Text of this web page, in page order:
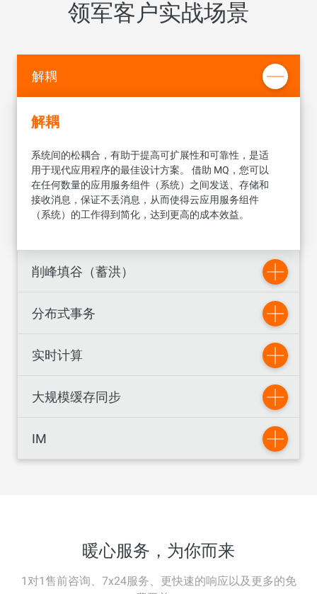
将消息发送到 MQ 服务端，在消息发送时间（当前时间）之
15:00:00 进行消息投递。
将消息发送到 MQ 服务端，在消息发送时间（当前时间）之
后的指定延迟时间点进行投递，比如指定消息发送时间的30
务器上的消息。
费方之间流动的全过程数据，并将这些数据汇聚分析，构成
可视化的全链路消息轨迹。
助用户进行故障处理的一柄利器。
（ConsumerId）的历史数据与实时数据，帮助用户进行数
据分析
MQ 提供给用户的一整套完备的管控类 Open API，用于实现
一系列资源管理和运维功能，采用 HTTP RESTful 标准，接
领军客户实战场景
解耦
解耦
系统间的松耦合，有助于提高可扩展性和可靠性，是适
用于现代应用程序的最佳设计方案。 借助 MQ，您可以
在任何数量的应用服务组件（系统）之间发送、存储和
接收消息，保证不丢消息，从而使得云应用服务组件
（系统）的工作得到简化，达到更高的成本效益。
削峰填谷（蓄洪）
分布式事务
实时计算
大规模缓存同步
IM
暖心服务，为你而来
1对1售前咨询、7x24服务、更快速的响应以及更多的免